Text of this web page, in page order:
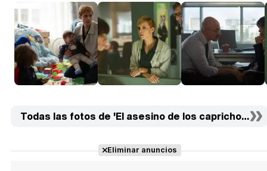
Todas las fotos de 'El asesino de los caprichos' (15)
Eliminar anuncios